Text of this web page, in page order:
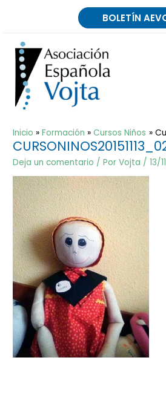
BOLETÍN
Inicio Formación Cursos Niños
Deja un comentario / PorVojta /13/